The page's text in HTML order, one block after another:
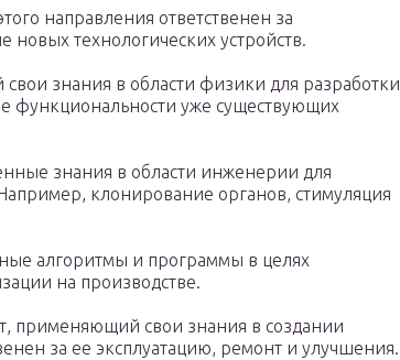
направления ответственен за
новых технологических устройств.
знания в области физики для разработки
функциональности уже существующих
знания в области инженерии для
клонирование органов, стимуляция
алгоритмы и программы в целях
на производстве.
применяющий свои знания в создании
за ее эксплуатацию, ремонт и улучшения.